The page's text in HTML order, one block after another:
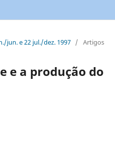
jun. e 22 jul./dez. 1997 / Artigos
e a produção do